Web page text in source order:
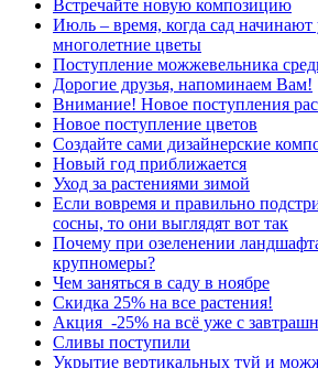
Встречайте новую композицию
Июль – время, когда сад начинают
многолетние цветы
Поступление можжевельника
Дорогие друзья, напоминаем Вам!
Внимание! Новое поступления
Новое поступление цветов
Создайте сами дизайнерские
Новый год приближается
Уход за растениями зимой
Если вовремя и правильно
сосны, то они выглядят вот так
Почему при озеленении
крупномеры?
Чем заняться в саду в ноябре
Скидка 25% на все растения!
Акция -25% на всё уже с
Сливы поступили
Укрытие вертикальных туй и